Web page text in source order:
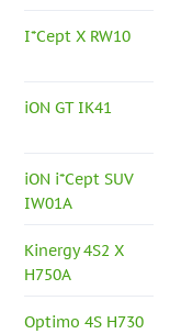
I*Cept X RW10
iON GT IK41
iON i*Cept SUV
IW01A
Kinergy 4S2 X
H750A
Optimo 4S H730